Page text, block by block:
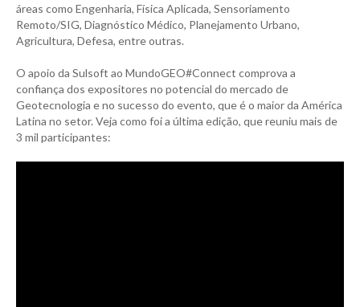
áreas como Engenharia, Física Aplicada, Sensoriamento
Remoto/SIG, Diagnóstico Médico, Planejamento Urbano,
Agricultura, Defesa, entre outras.
O apoio da Sulsoft ao MundoGEO#Connect comprova a
confiança dos expositores no potencial do mercado de
Geotecnologia e no sucesso do evento, que é o maior da América
Latina no setor. Veja como foi a última edição, que reuniu mais de
3 mil participantes: